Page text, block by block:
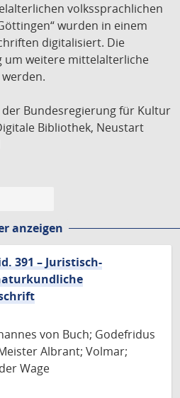
volkssprachlichen
wurden in einem
digitalisiert. Die
um weitere mittelalterliche
Bundesregierung für Kultur
Bibliothek, Neustart
anzeigen
391 – Juristisch-
von Buch; Godefridus
Albrant; Volmar;
Wage